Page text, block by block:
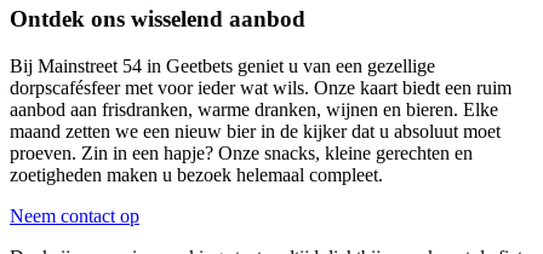
Ontdek ons wisselend aanbod
Bij Mainstreet 54 in Geetbets geniet u van een gezellige
dorpscafésfeer met voor ieder wat wils. Onze kaart biedt een ruim
aanbod aan frisdranken, warme dranken, wijnen en bieren. Elke
maand zetten we een nieuw bier in de kijker dat u absoluut moet
proeven. Zin in een hapje? Onze snacks, kleine gerechten en
zoetigheden maken u bezoek helemaal compleet.
Neem contact op